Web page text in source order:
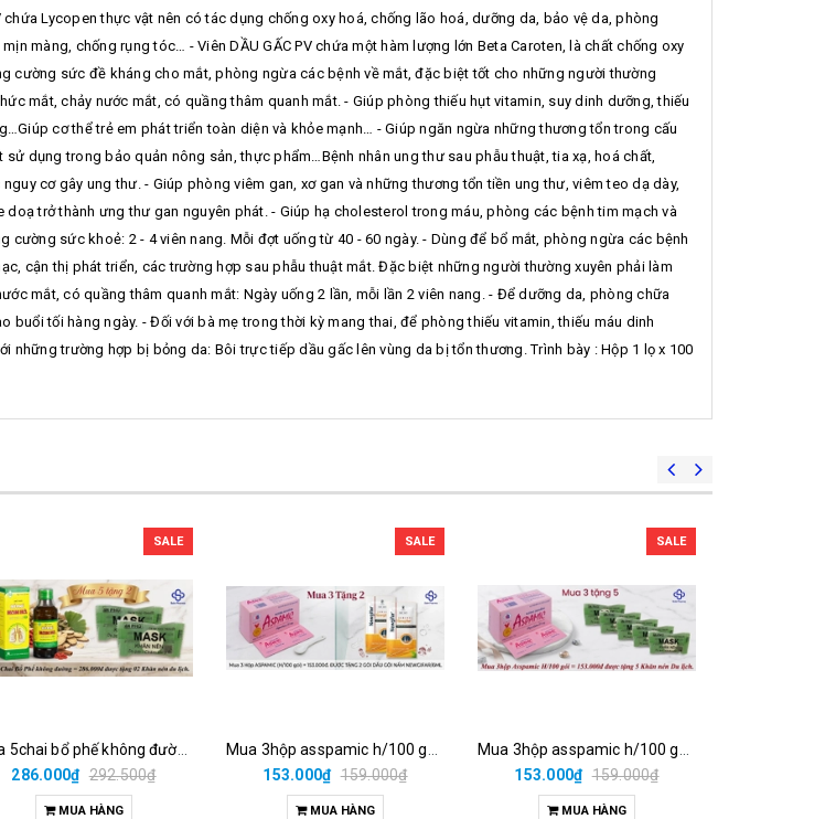
Lycopen thực vật nên có tác dụng chống oxy hoá, chống lão hoá, dưỡng da, bảo vệ da, phòng
màng, chống rụng tóc… - Viên DẦU GẤC PV chứa một hàm lượng lớn Beta Caroten, là chất chống oxy
cường sức đề kháng cho mắt, phòng ngừa các bệnh về mắt, đặc biệt tốt cho những người thường
mắt, chảy nước mắt, có quầng thâm quanh mắt. - Giúp phòng thiếu hụt vitamin, suy dinh dưỡng, thiếu
cơ thể trẻ em phát triển toàn diện và khỏe mạnh… - Giúp ngăn ngừa những thương tổn trong cấu
dụng trong bảo quản nông sản, thực phẩm…Bệnh nhân ung thư sau phẫu thuật, tia xạ, hoá chất,
cơ gây ung thư. - Giúp phòng viêm gan, xơ gan và những thương tổn tiền ung thư, viêm teo dạ dày,
trở thành ưng thư gan nguyên phát. - Giúp hạ cholesterol trong máu, phòng các bệnh tim mạch và
sức khoẻ: 2 - 4 viên nang. Mỗi đợt uống từ 40 - 60 ngày. - Dùng để bổ mắt, phòng ngừa các bệnh
cận thị phát triển, các trường hợp sau phẫu thuật mắt. Đặc biệt những người thường xuyên phải làm
mắt, có quầng thâm quanh mắt: Ngày uống 2 lần, mỗi lần 2 viên nang. - Để dưỡng da, phòng chữa
tối hàng ngày. - Đối với bà mẹ trong thời kỳ mang thai, để phòng thiếu vitamin, thiếu máu dinh
những trường hợp bị bỏng da: Bôi trực tiếp dầu gấc lên vùng da bị tổn thương. Trình bày : Hộp 1 lọ x 100
SALE
Mua 5chai bổ phế không đường = 286.000đ được tặng 02 khăn nén du lịch.
286.000₫ 292.500₫
MUA HÀNG
SALE
153.000₫ 159.000₫
MUA HÀNG
SALE
153.000₫ 159.000₫
MUA HÀNG